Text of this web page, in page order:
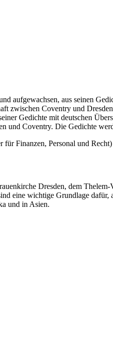
aufgewachsen, aus seinen
zwischen Coventry und
Gedichte mit deutschen
und Coventry. Die Gedichte
Finanzen, Personal und
Dresden, dem
eine wichtige Grundlage
und in Asien.